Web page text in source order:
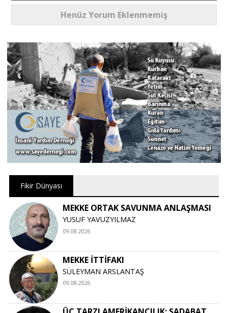
Henüz Yorum Eklenmemiş
Fikir Dünyası
MEKKE ORTAK SAVUNMA ANLAŞMASI
YUSUF YAVUZYILMAZ
09.08.2026
MEKKE İTTİFAKI
SÜLEYMAN ARSLANTAŞ
09.08.2026